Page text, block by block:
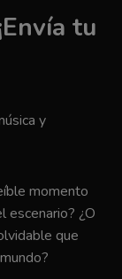
tu
y
momento
escenario? ¿O
que